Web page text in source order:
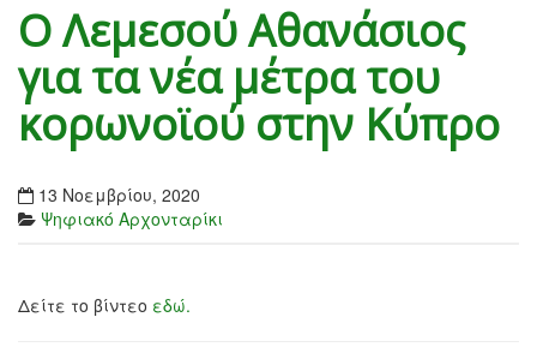
Ο Λεμεσού Αθανάσιος
για τα νέα μέτρα του
κορωνοϊού στην Κύπρο
13 Νοεμβρίου, 2020
Ψηφιακό Αρχονταρίκι
Δείτε το βίντεο εδώ.